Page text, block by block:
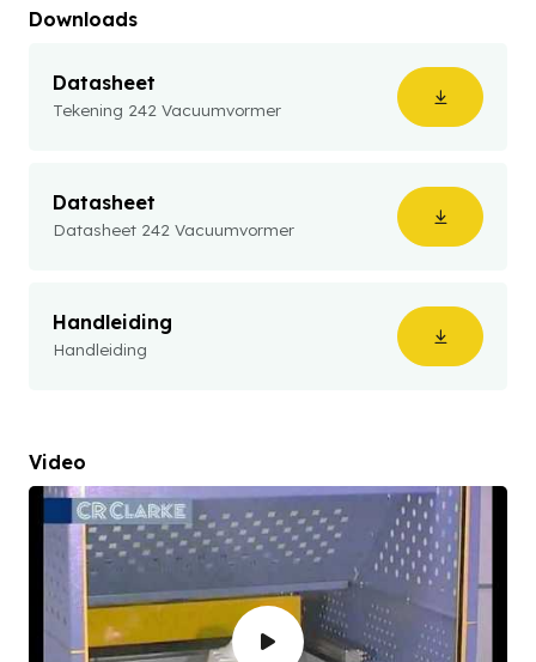
Downloads
Datasheet
Tekening 242 Vacuumvormer
Datasheet
Datasheet 242 Vacuumvormer
Handleiding
Handleiding
Video